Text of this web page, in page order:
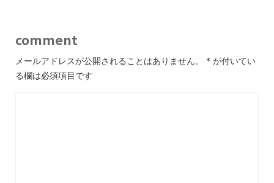
comment
メールアドレスが公開されることはありません。 * が付いてい
る欄は必須項目です